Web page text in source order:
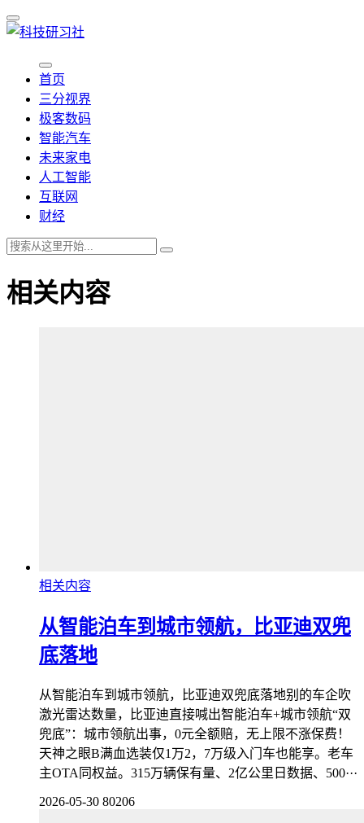
首页
三分视界
极客数码
智能汽车
未来家电
人工智能
互联网
财经
相关内容
相关内容
从智能泊车到城市领航，比亚迪双兜
底落地
从智能泊车到城市领航，比亚迪双兜底落地别的车企吹
激光雷达数量，比亚迪直接喊出智能泊车+城市领航“双
兜底”：城市领航出事，0元全额赔，无上限不涨保费！
天神之眼B满血选装仅1万2，7万级入门车也能享。老车
主OTA同权益。315万辆保有量、2亿公里日数据、500···
2026-05-30 80206